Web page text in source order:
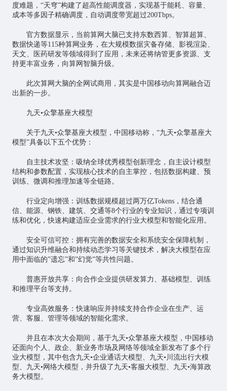
度难题，“天穹”构建了超高性能调度器，实现基于能耗、容量、
成本等多因子精确调度，自动调度带宽超过200Tbps。
官方数据显示，当前算网大脑已支持东数西算、智算超算、
数据快递等115种算网业务，在大规模数据灾备存储、影视渲染、
天文、医药研发等领域得到了应用，未来还将纳管更多资源、支
持更丰富业务，向算网智脑升级。
此次算网大脑的全网试商用，其实是中国移动向算网融合迈
出新的一步。
九天•众擎基座大模型
关于九天•众擎基座大模型，中国移动称，“九天•众擎基座大
模型”具备以下五个优势：
自主技术攻坚：吸纳全球优秀模型创新理念，自主设计模型
结构和参数配置，实现核心技术的自主掌控，包括数据构建、预
训练、微调和推理加速等全链路。
行业定向增强：训练数据规模超过两万亿Tokens，结合通
信、能源、钢铁、建筑、交通等8个行业的专业知识，通过专项训
练和优化，快速构建适应企业需求的行业大模型和智能化应用。
安全可信可控：拥有完善的数据安全和系统安全保障机制，
通过知识升维融合和持续动态学习等关键技术，解决大模型在应
用中面临的”遗忘”和”幻觉”等共性问题。
普惠开放共享：向合作企业提供研发算力、基础模型、训练
和推理平台等支持。
专业高效服务：快速响应并持续支持合作企业在生产、运
营、客服、管理等领域的智能化需求。
并且在本次大会期间，基于九天•众擎基座大模型，中国移动
还面向个人、政企、新业务市场及网络等领域全新发布了多个行
业大模型，其中包含九天•企业通话大模型、九天•川流出行大模
型、九天•网络大模型，并升级了九天•客服大模型、九天•海算政
务大模型。